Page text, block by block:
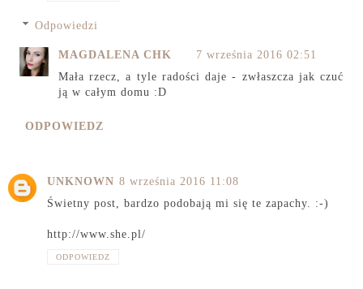
Odpowiedzi
MAGDALENA CHK
7 września 2016 02:51
Mała rzecz, a tyle radości daje - zwłaszcza jak czuć
ją w całym domu :D
ODPOWIEDZ
UNKNOWN 8 września 2016 11:08
Świetny post, bardzo podobają mi się te zapachy. :-)
http://www.she.pl/
ODPOWIEDZ